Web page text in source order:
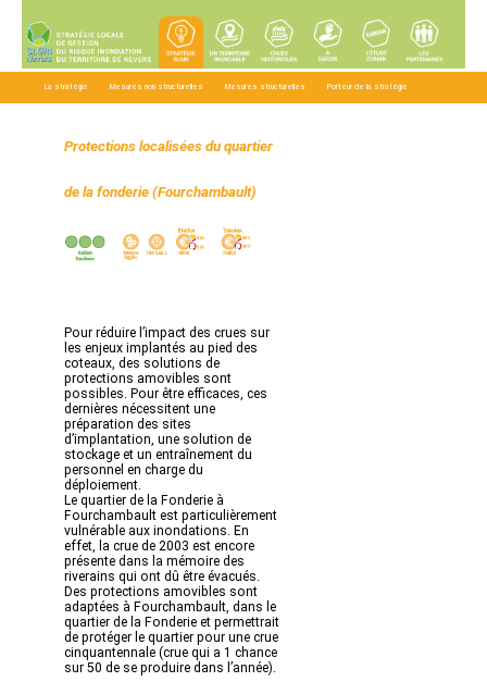
La stratégie Mesures non structurelles Mesures structurelles Porteur de la stratégie
Protections localisées du quartier
de la fonderie (Fourchambault)
Pour réduire l’impact des crues sur
les enjeux implantés au pied des
coteaux, des solutions de
protections amovibles sont
possibles. Pour être efficaces, ces
dernières nécessitent une
préparation des sites
d’implantation, une solution de
stockage et un entraînement du
personnel en charge du
déploiement.
Le quartier de la Fonderie à
Fourchambault est particulièrement
vulnérable aux inondations. En
effet, la crue de 2003 est encore
présente dans la mémoire des
riverains qui ont dû être évacués.
Des protections amovibles sont
adaptées à Fourchambault, dans le
quartier de la Fonderie et permettrait
de protéger le quartier pour une crue
cinquantennale (crue qui a 1 chance
sur 50 de se produire dans l’année).